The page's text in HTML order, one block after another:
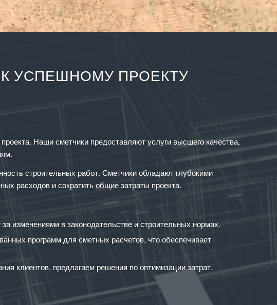
УСПЕШНОМУ ПРОЕКТУ
Наши сметчики предоставляют услуги высшего качества,
строительных работ. Сметчики обладают глубокими
расходов и сократить общие затраты проекта.
изменениями в законодательстве и строительных нормах.
программ для сметных расчетов, что обеспечивает
клиентов, предлагаем решения по оптимизации затрат.